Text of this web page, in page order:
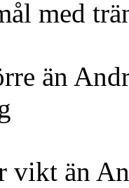
med
än
vikt än